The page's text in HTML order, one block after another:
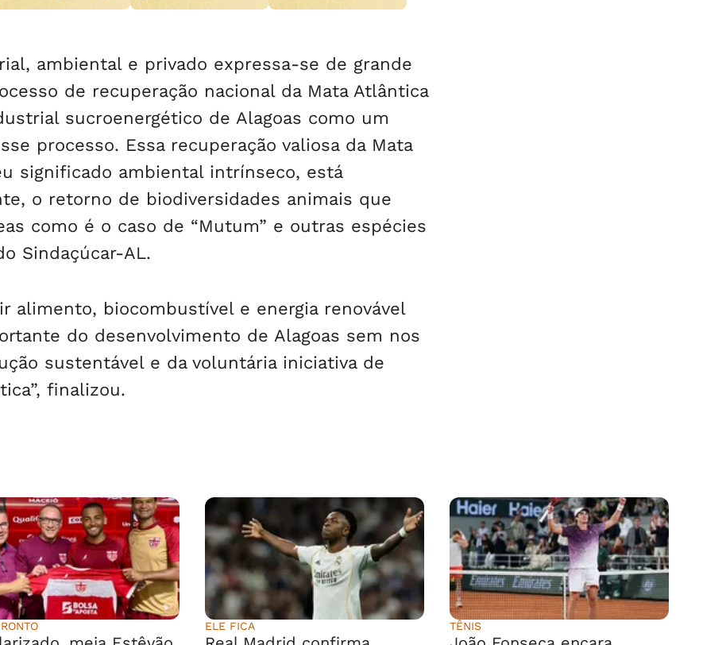
na disputa ao Planalto
chapa com UP e PL
convenção em Maceió
ambiental e privado expressa-se de grande
de recuperação nacional da Mata Atlântica
sucroenergético de Alagoas como um
processo. Essa recuperação valiosa da Mata
significado ambiental intrínseco, está
o retorno de biodiversidades animais que
como é o caso de “Mutum” e outras espécies
Sindaçúcar-AL.
alimento, biocombustível e energia renovável
do desenvolvimento de Alagoas sem nos
sustentável e da voluntária iniciativa de
finalizou.
ELE FICA TÊNIS